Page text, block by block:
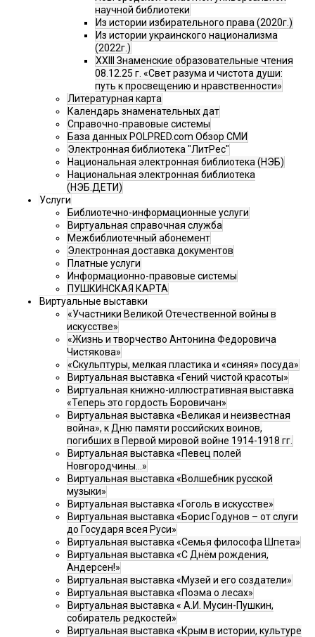
научной библиотеки
Из истории избирательного права (2020г.)
Из истории украинского национализма
(2022г.)
XXIII Знаменские образовательные чтения
08.12.25 г. «Свет разума и чистота души:
путь к просвещению и нравственности»
Литературная карта
Календарь знаменательных дат
Справочно-правовые системы
База данных POLPRED.com Обзор СМИ
Электронная библиотека "ЛитРес"
Национальная электронная библиотека (НЭБ)
Национальная электронная библиотека
(НЭБ.ДЕТИ)
Услуги
Библиотечно-информационные услуги
Виртуальная справочная служба
Межбиблиотечный абонемент
Электронная доставка документов
Платные услуги
Информационно-правовые системы
ПУШКИНСКАЯ КАРТА
Виртуальные выставки
«Участники Великой Отечественной войны в
искусстве»
«Жизнь и творчество Антонина Федоровича
Чистякова»
«Скульптуры, мелкая пластика и «синяя» посуда»
Виртуальная выставка «Гений чистой красоты»
Виртуальная книжно-иллюстративная выставка
«Теперь это гордость Боровичан»
Виртуальная выставка «Великая и неизвестная
война», к Дню памяти российских воинов,
погибших в Первой мировой войне 1914-1918 гг.
Виртуальная выставка «Певец полей
Новгородчины…»
Виртуальная выставка «Волшебник русской
музыки»
Виртуальная выставка «Гоголь в искусстве»
Виртуальная выставка «Борис Годунов – от слуги
до Государя всея Руси»
Виртуальная выставка «Семья философа Шпета»
Виртуальная выставка «С Днём рождения,
Андерсен!»
Виртуальная выставка «Музей и его создатели»
Виртуальная выставка «Поэма о лесах»
Виртуальная выставка « А.И. Мусин-Пушкин,
собиратель редкостей»
Виртуальная выставка «Крым в истории, культуре